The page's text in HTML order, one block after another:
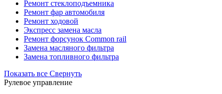
Ремонт стеклоподъемника
Ремонт фар автомобиля
Ремонт ходовой
Экспресс замена масла
Ремонт форсунок Common rail
Замена масляного фильтра
Замена топливного фильтра
Показать все Свернуть
Рулевое управление